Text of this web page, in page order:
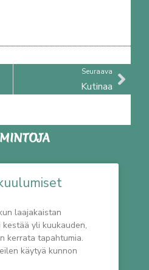
Seuraava
Kutinaa
laajakaistan
yli kuukauden,
kerrata tapahtumia.
käytyä kunnon